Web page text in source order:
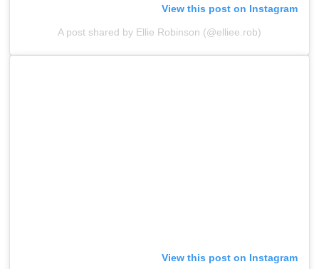
View this post on Instagram
A post shared by Ellie Robinson (@elliee.rob)
View this post on Instagram